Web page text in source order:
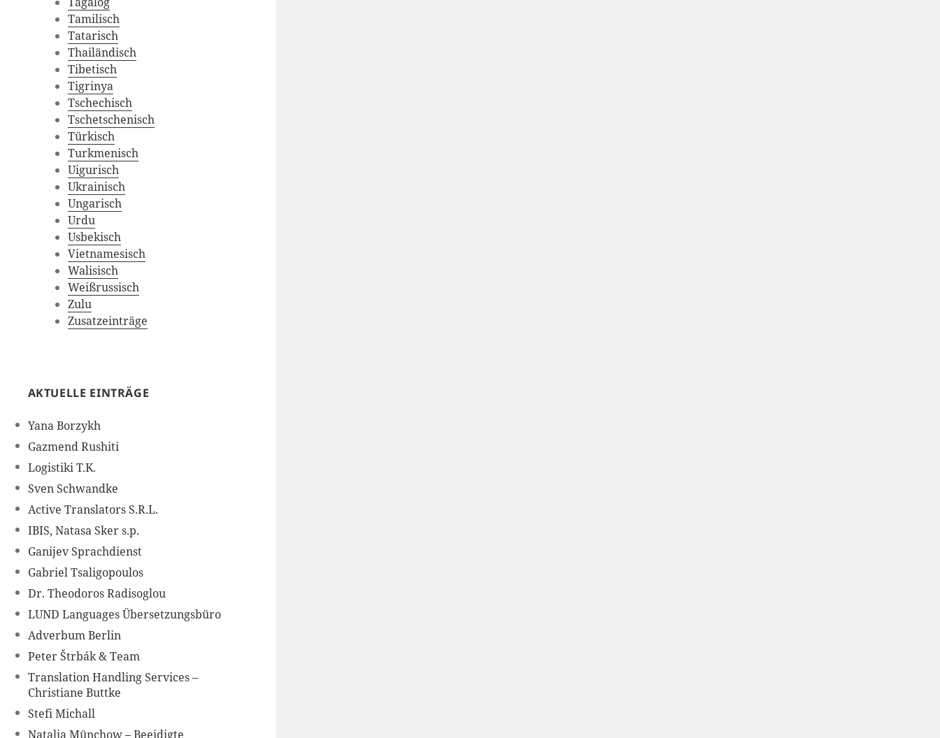
Tamilisch
Tatarisch
Thailändisch
Tibetisch
Tigrinya
Tschechisch
Tschetschenisch
Türkisch
Turkmenisch
Uigurisch
Ukrainisch
Ungarisch
Urdu
Usbekisch
Vietnamesisch
Walisisch
Weißrussisch
Zulu
Zusatzeinträge
AKTUELLE EINTRÄGE
Yana Borzykh
Gazmend Rushiti
Logistiki T.K.
Sven Schwandke
Active Translators S.R.L.
IBIS, Natasa Sker s.p.
Ganijev Sprachdienst
Gabriel Tsaligopoulos
Dr. Theodoros Radisoglou
LUND Languages Übersetzungsbüro
Adverbum Berlin
Peter Štrbák & Team
Translation Handling Services –
Christiane Buttke
Stefi Michall
Natalia Münchow – Beeidigte